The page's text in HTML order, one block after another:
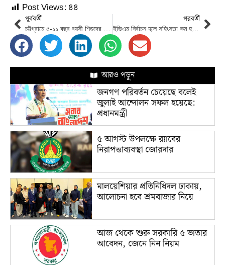
Post Views: ৪৪
পূর্ববর্তী
চট্টগ্রামে ৫-১১ বছর বয়সী শিশুদের করোনা টিকা দেওয়া শুরু
পরবর্তী
ইভিএম নির্বাচন হলে সহিংসতা কম হয়: সিইসি
আরও পড়ুন
জনগণ পরিবর্তন চেয়েছে বলেই
জুলাই আন্দোলন সফল হয়েছে:
প্রধানমন্ত্রী
৫ আগস্ট উপলক্ষে র‌্যাবের
নিরাপত্তাব্যবস্থা জোরদার
মালয়েশিয়ার প্রতিনিধিদল ঢাকায়,
আলোচনা হবে শ্রমবাজার নিয়ে
আজ থেকে শুরু সরকারি ৫ ভাতার
আবেদন, জেনে নিন নিয়ম